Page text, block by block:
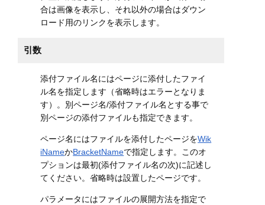
合は画像を表示し、それ以外の場合はダウン
ロード用のリンクを表示します。
引数
添付ファイル名にはページに添付したファイ
ル名を指定します（省略時はエラーとなりま
す）。別ページ名/添付ファイル名とする事で
別ページの添付ファイルも指定できます。
ページ名にはファイルを添付したページをWik
iNameかBracketNameで指定します。このオ
プションは最初(添付ファイル名の次)に記述し
てください。省略時は設置したページです。
パラメータにはファイルの展開方法を指定で